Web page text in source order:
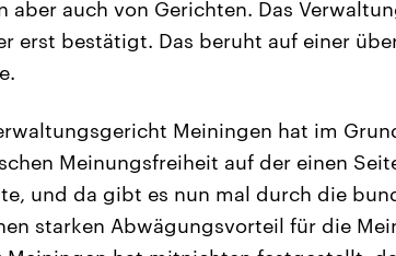
aber auch von Gerichten. Das
erst bestätigt. Das beruht auf einer
Meiningen hat im
Meinungsfreiheit auf der einen
und da gibt es nun mal durch die
starken Abwägungsvorteil für die